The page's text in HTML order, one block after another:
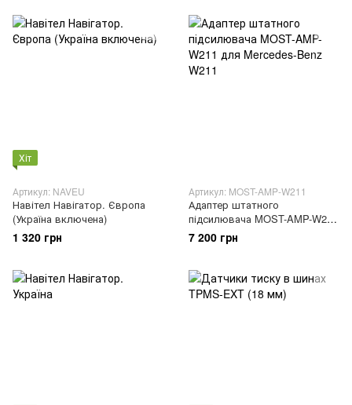
Хіт
Артикул: NAVEU
Навітел Навігатор. Європа
(Україна включена)
1 320 грн
Артикул: MOST-AMP-W211
Адаптер штатного
підсилювача MOST-AMP-W211
для Mercedes-Benz W211
7 200 грн